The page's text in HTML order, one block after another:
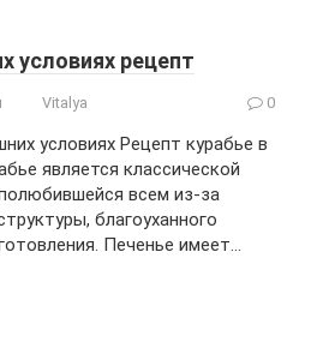
условиях рецепт
Vitalya 0
условиях Рецепт курабье в
является классической
всем из-за
благоуханного
Печенье имеет…